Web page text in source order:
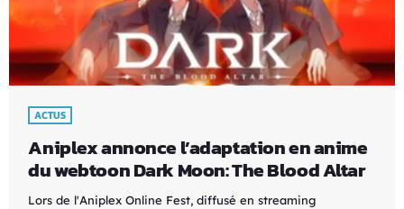
ACTUS
Aniplex annonce l’adaptation en anime
du webtoon Dark Moon: The Blood Altar
Lors de l'Aniplex Online Fest, diffusé en streaming